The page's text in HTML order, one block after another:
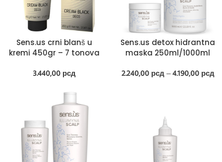
Sens.us crni blanš u
kremi 450gr – 7 tonova
3.440,00 рсд
Sens.us detox hidrantna
maska 250ml/1000ml
2.240,00 рсд – 4.190,00 рсд